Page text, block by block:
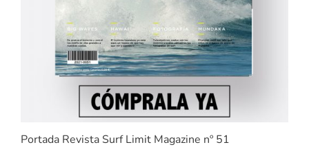
Portada Revista Surf Limit Magazine nº 51